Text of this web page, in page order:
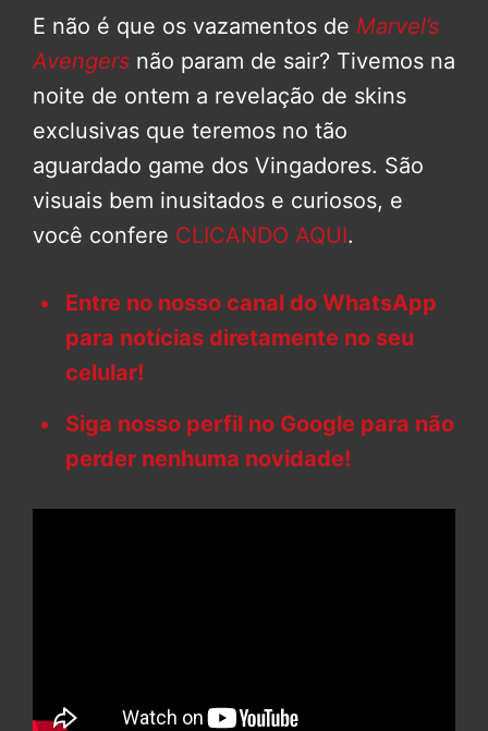
E não é que os vazamentos de Marvel’s
Avengers não param de sair? Tivemos na
noite de ontem a revelação de skins
exclusivas que teremos no tão
aguardado game dos Vingadores. São
visuais bem inusitados e curiosos, e
você confere CLICANDO AQUI.
Entre no nosso canal do WhatsApp
para notícias diretamente no seu
celular!
Siga nosso perfil no Google para não
perder nenhuma novidade!